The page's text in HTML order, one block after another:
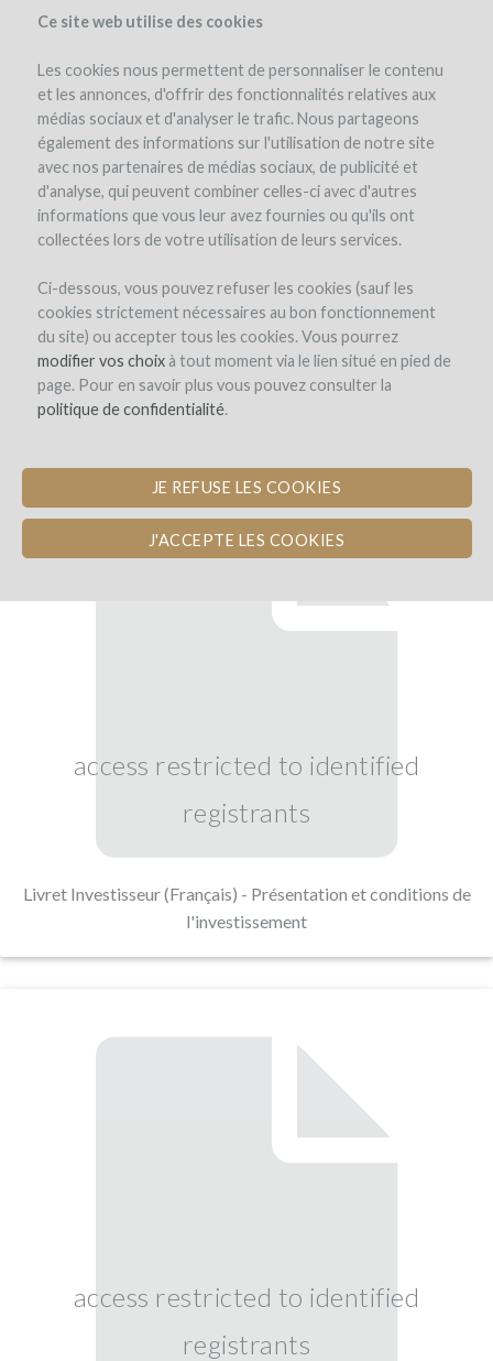
Ce site web utilise des cookies
Les cookies nous permettent de personnaliser le contenu
et les annonces, d'offrir des fonctionnalités relatives aux
médias sociaux et d'analyser le trafic. Nous partageons
également des informations sur l'utilisation de notre site
avec nos partenaires de médias sociaux, de publicité et
d'analyse, qui peuvent combiner celles-ci avec d'autres
informations que vous leur avez fournies ou qu'ils ont
collectées lors de votre utilisation de leurs services.
Ci-dessous, vous pouvez refuser les cookies (sauf les
cookies strictement nécessaires au bon fonctionnement
du site) ou accepter tous les cookies. Vous pourrez
modifier vos choixà tout moment via le lien situé en pied de
page. Pour en savoir plus vous pouvez consulter la
politique de confidentialité.
JE REFUSE LES COOKIES
J'ACCEPTE LES COOKIES
the project updates (0) investors(0) comments (0)
CLOS BEL AIR
TAKE PART IN A SUSTAINABLE WINE-
GROWING PROJECT IN POMEROL
access restricted to identified
registrants
Livret Investisseur (Français) - Présentation et conditions de
l'investissement
access restricted to identified
registrants